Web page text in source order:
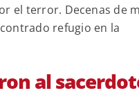
el terror. Decenas de
refugio en la
al